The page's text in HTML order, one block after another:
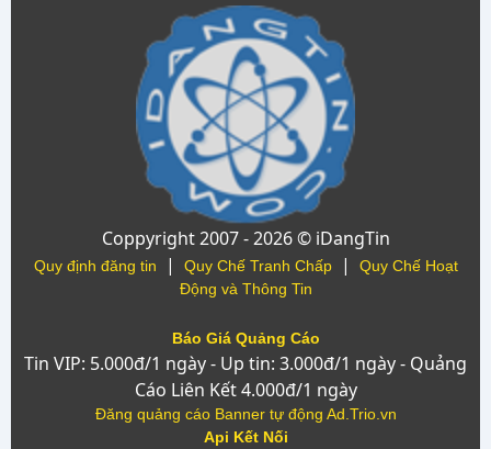
Coppyright 2007 - 2026 © iDangTin
Quy định đăng tin | Quy Chế Tranh Chấp|
Quy Chế Hoạt
Động và Thông Tin
Báo Giá Quảng Cáo
Tin VIP: 5.000đ/1 ngày - Up tin: 3.000đ/1 ngày - Quảng
Cáo Liên Kết 4.000đ/1 ngày
Đăng quảng cáo Banner tự động Ad.Trio.vn
Api Kết Nối